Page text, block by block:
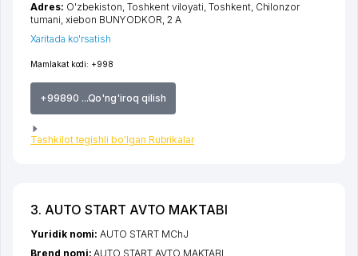
Mamlakat kodi: +998
+99890 ...Qo'ng'iroq qilish
Tashkilot tegishli bo'lgan Rubrikalar
Adres: O'zbekiston,Toshkent viloyati,Toshkent, Chilonzor
tumani, xiеbon BUNYODKOR, 2 A
Xaritada ko'rsatish
3. AUTO START AVTO MAKTABI
Yuridik nomi:AUTO START MChJ
Brend nomi:AUTO START AVTO MAKTABI